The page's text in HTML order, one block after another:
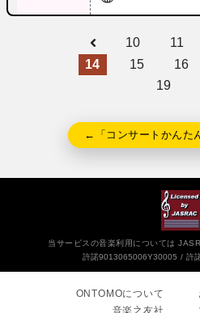
10 11
14
15 16
19
←「コンサートかんた
当サービスの音楽利用については
許諾9013065006Y30005
許
ONTOMOについて